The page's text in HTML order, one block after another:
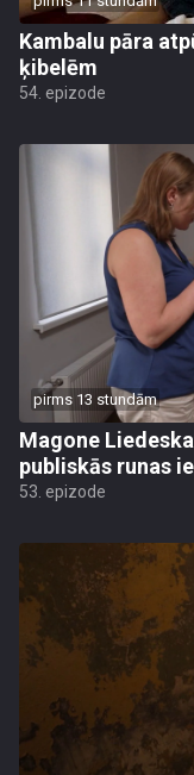
Kambalu pāra
ķibelēm
54. epizode
pirms 13 stundām
Magone
publiskās runas
53. epizode